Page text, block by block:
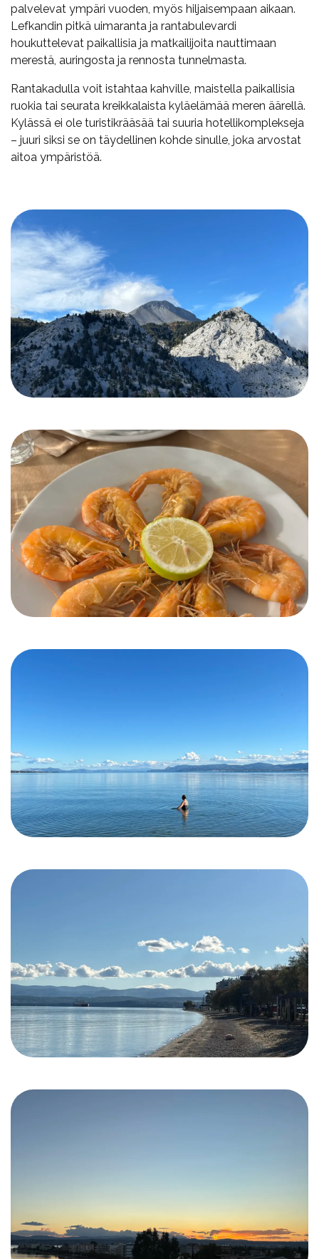
palvelevat ympäri vuoden, myös hiljaisempaan aikaan.
Lefkandin pitkä uimaranta ja rantabulevardi
houkuttelevat paikallisia ja matkailijoita nauttimaan
merestä, auringosta ja rennosta tunnelmasta.
Rantakadulla voit istahtaa kahville, maistella paikallisia
ruokia tai seurata kreikkalaista kyläelämää meren äärellä.
Kylässä ei ole turistikrääsää tai suuria hotellikomplekseja
– juuri siksi se on täydellinen kohde sinulle, joka arvostat
aitoa ympäristöä.